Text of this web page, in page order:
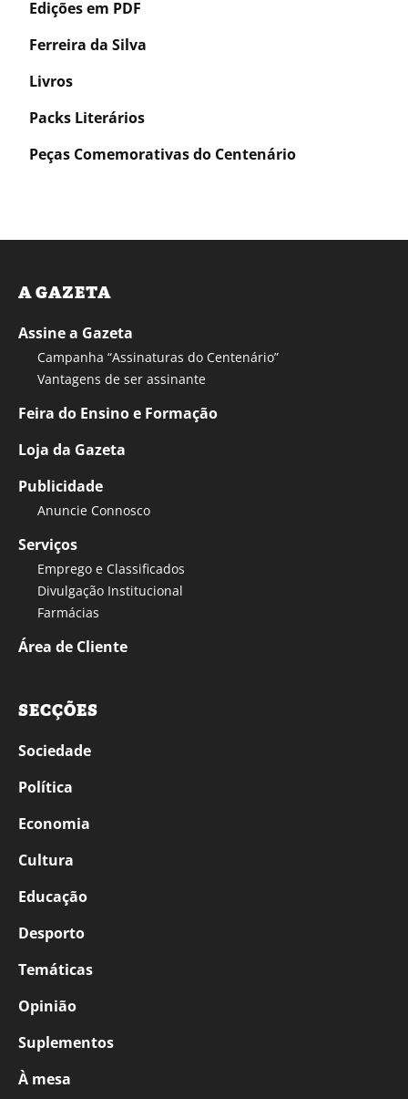
Edições em PDF
Ferreira da Silva
Livros
Packs Literários
Peças Comemorativas do Centenário
A GAZETA
Assine a Gazeta
Campanha “Assinaturas do Centenário”
Vantagens de ser assinante
Feira do Ensino e Formação
Loja da Gazeta
Publicidade
Anuncie Connosco
Serviços
Emprego e Classificados
Divulgação Institucional
Farmácias
Área de Cliente
SECÇÕES
Sociedade
Política
Economia
Cultura
Educação
Desporto
Temáticas
Opinião
Suplementos
À mesa